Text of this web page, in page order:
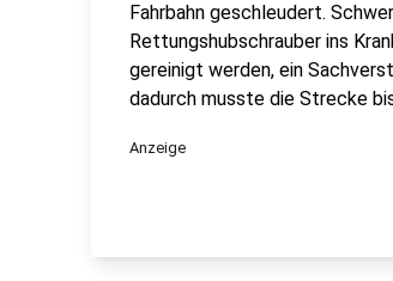
Fahrbahn geschleudert.
Rettungshubschrauber ins
gereinigt werden, ein
dadurch musste die Strecke
Anzeige